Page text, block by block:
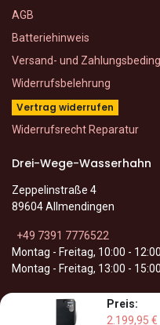
Preis:
2.199,95 €
AGB
Batteriehinweis
Versand- und
Widerrufsbelehrung
Vertrag widerrufen
Widerrufsrecht Reparatur
Drei-Wege-Wasserhahn
Zeppelinstraße 4
89604 Allmendingen
+49 7391 7776522
Montag - Freitag, 10:00 - 12:00
Montag - Freitag, 13:00 - 15:00